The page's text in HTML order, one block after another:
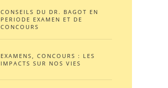
CONSEILS DU DR. BAGOT EN
PERIODE EXAMEN ET DE
CONCOURS
EXAMENS, CONCOURS : LES
IMPACTS SUR NOS VIES